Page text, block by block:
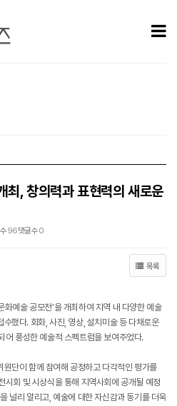
최, 창의력과 표현력의 새로운
96댓글수0
목록
예술 공모전’을 개최하여 지역 내 다양한 예술
했다. 회화, 사진, 영상, 설치미술 등 다채로운
풍성한 예술적 스펙트럼을 보여주었다.
단이 함께 참여해 공정하고 다각적인 평가를
시회 및 시상식을 통해 지역사회에 공개될 예정
널리 알리고, 예술에 대한 자신감과 동기를 더욱